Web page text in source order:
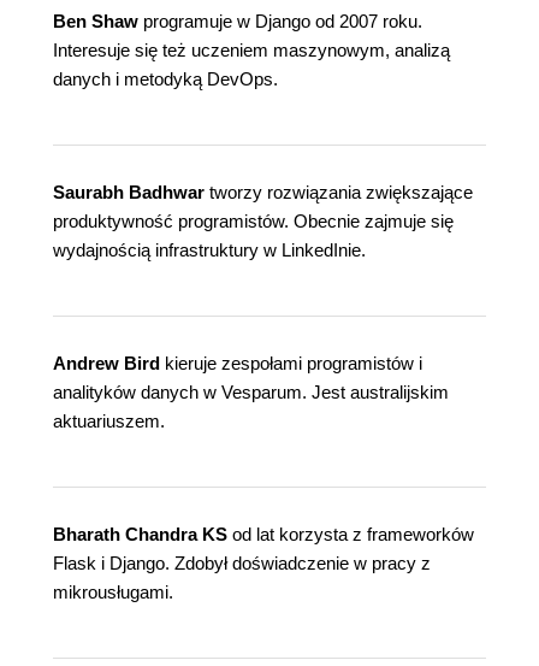
Ben Shaw programuje w Django od 2007 roku.
Interesuje się też uczeniem maszynowym, analizą
danych i metodyką DevOps.
Saurabh Badhwar tworzy rozwiązania zwiększające
produktywność programistów. Obecnie zajmuje się
wydajnością infrastruktury w LinkedInie.
Andrew Bird kieruje zespołami programistów i
analityków danych w Vesparum. Jest australijskim
aktuariuszem.
Bharath Chandra KS od lat korzysta z frameworków
Flask i Django. Zdobył doświadczenie w pracy z
mikrousługami.